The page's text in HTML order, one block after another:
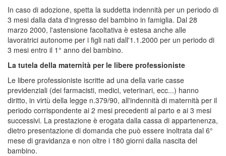
In caso di adozione, spetta la suddetta indennità per un periodo di
3 mesi dalla data d'ingresso del bambino in famiglia. Dal 28
marzo 2000, l'astensione facoltativa è estesa anche alle
lavoratrici autonome per i figli nati dall'1.1.2000 per un periodo di
3 mesi entro il 1° anno del bambino.
La tutela della maternità per le libere professioniste
Le libere professioniste iscritte ad una della varie casse
previdenziali (dei farmacisti, medici, veterinari, ecc...) hanno
diritto, in virtù della legge n.379/90, all'indennità di maternità per il
periodo corrispondente ai 2 mesi precedenti al parto e ai 3 mesi
successivi. La prestazione è erogata dalla cassa di appartenenza,
dietro presentazione di domanda che può essere inoltrata dal 6°
mese di gravidanza e non oltre i 180 giorni dalla nascita del
bambino.